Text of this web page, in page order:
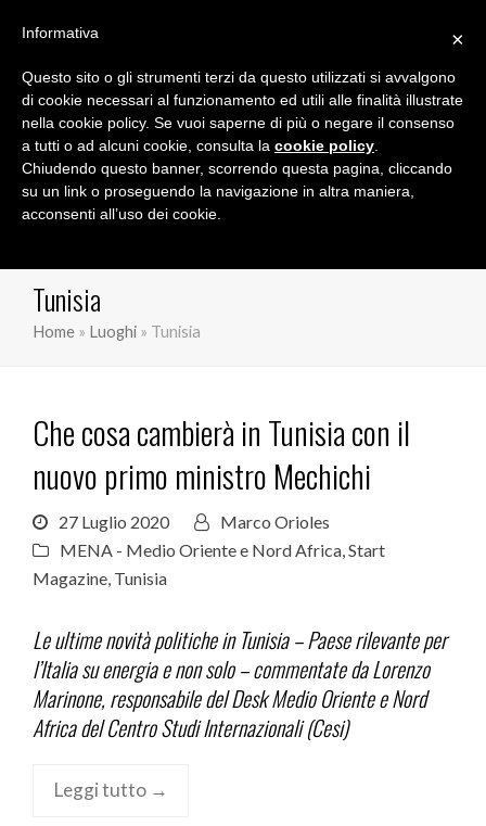
Marco Orioles
Tunisia
Home » Luoghi » Tunisia
Che cosa cambierà in Tunisia con il
nuovo primo ministro Mechichi
27 Luglio 2020
Marco Orioles
MENA - Medio Oriente e Nord Africa,Start
Magazine, Tunisia
Le ultime novità politiche in Tunisia – Paese rilevante per
l’Italia su energia e non solo – commentate da Lorenzo
Marinone, responsabile del Desk Medio Oriente e Nord
Africa del Centro Studi Internazionali (Cesi)
Leggi tutto →
×
Informativa
Questo sito o gli strumenti terzi da questo utilizzati si avvalgono
di cookie necessari al funzionamento ed utili alle finalità illustrate
nella cookie policy. Se vuoi saperne di più o negare il consenso
a tutti o ad alcuni cookie, consulta la cookie policy
Chiudendo questo banner, scorrendo questa pagina, cliccando
su un link o proseguendo la navigazione in altra maniera,
acconsenti all’uso dei cookie.